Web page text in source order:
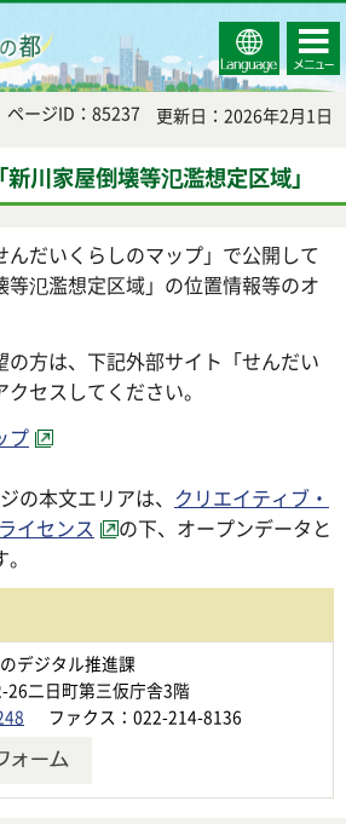
Select
Language
コンテ
ンツメ
ニュー
ページID：85237 更新日：2026年2月1日
川家屋倒壊等氾濫想定区域」
だいくらしのマップ」で公開して
等氾濫想定区域」の位置情報等のオ
の方は、下記外部サイト「せんだい
セスしてください。
プ
の本文エリアは、 クリエイティブ・
イセンス
の下、オープンデータと
デジタル推進課
26二日町第三仮庁舎3階
ファクス：022-214-8136